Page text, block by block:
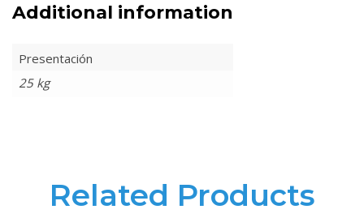
Additional information
Presentación
25 kg
Related Products